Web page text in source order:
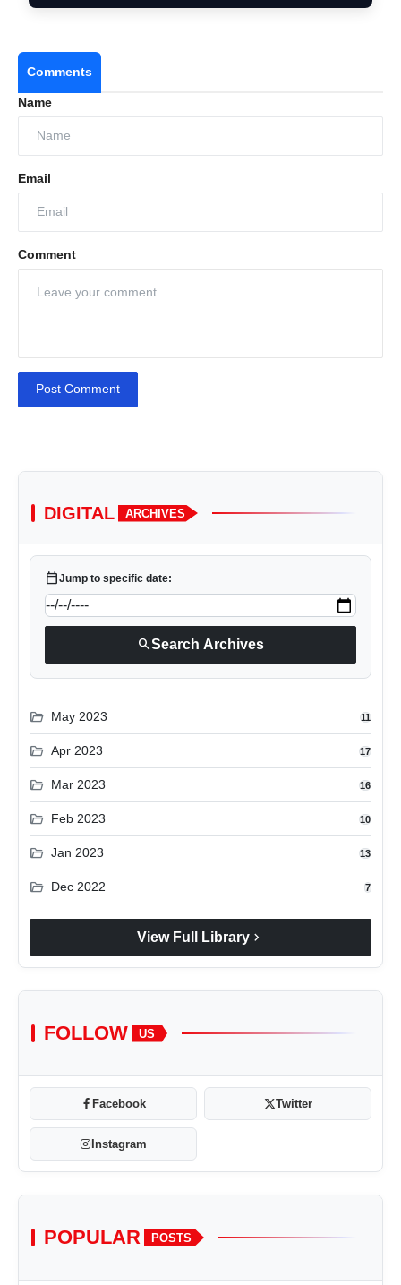
Comments
Name
Email
Comment
Post Comment
DIGITAL ARCHIVES
calendar_todayJump to specific date:
searchSearch Archives
folder_open May 2023 11
folder_open Apr 2023 17
folder_open Mar 2023 16
folder_open Feb 2023 10
folder_open Jan 2023 13
folder_open Dec 2022 7
View Full Library chevron_right
FOLLOW US
Facebook Twitter
Instagram
POPULAR POSTS